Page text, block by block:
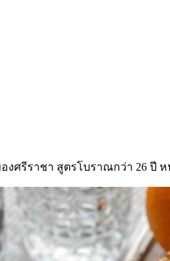
ศรีราชา สูตรโบราณกว่า 26 ปี